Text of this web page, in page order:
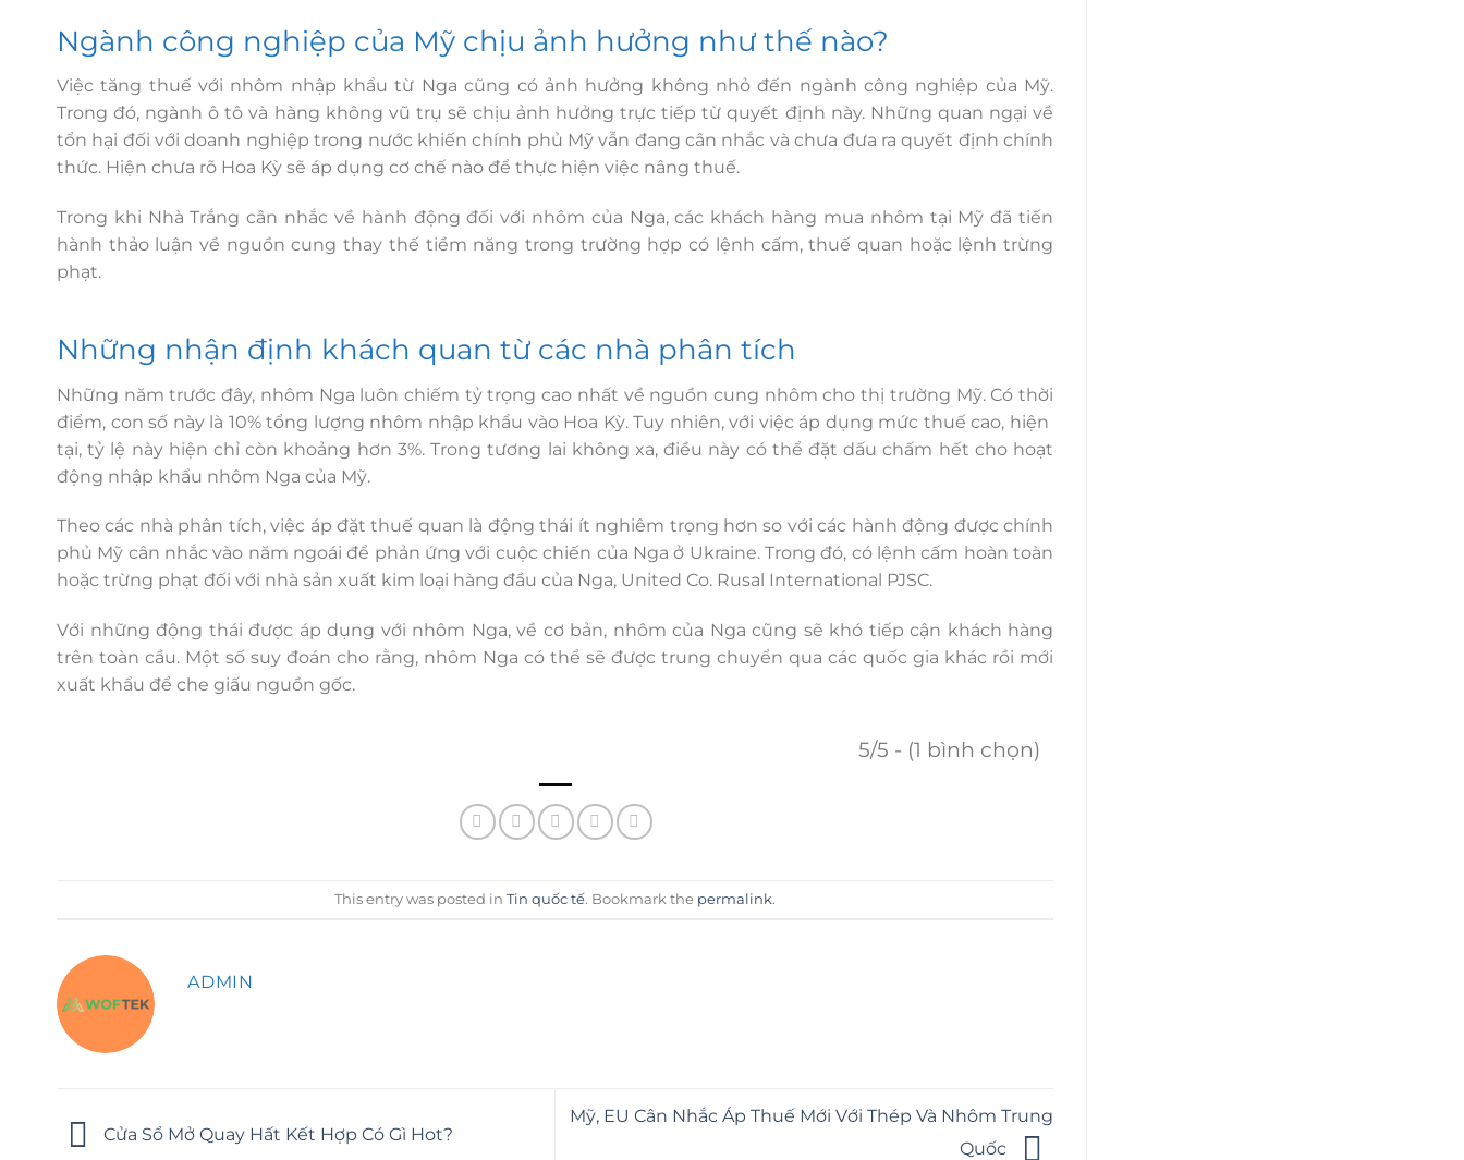
Ngành công nghiệp của Mỹ chịu ảnh hưởng như thế nào?
Việc tăng thuế với nhôm nhập khẩu từ Nga cũng có ảnh hưởng không nhỏ đến ngành công nghiệp của Mỹ.
Trong đó, ngành ô tô và hàng không vũ trụ sẽ chịu ảnh hưởng trực tiếp từ quyết định này. Những quan ngại về
tổn hại đối với doanh nghiệp trong nước khiến chính phủ Mỹ vẫn đang cân nhắc và chưa đưa ra quyết định chính
thức. Hiện chưa rõ Hoa Kỳ sẽ áp dụng cơ chế nào để thực hiện việc nâng thuế.
Trong khi Nhà Trắng cân nhắc về hành động đối với nhôm của Nga, các khách hàng mua nhôm tại Mỹ đã tiến
hành thảo luận về nguồn cung thay thế tiềm năng trong trường hợp có lệnh cấm, thuế quan hoặc lệnh trừng
phạt.
Những nhận định khách quan từ các nhà phân tích
Những năm trước đây, nhôm Nga luôn chiếm tỷ trọng cao nhất về nguồn cung nhôm cho thị trường Mỹ. Có thời
điểm, con số này là 10% tổng lượng nhôm nhập khẩu vào Hoa Kỳ. Tuy nhiên, với việc áp dụng mức thuế cao, hiện
tại, tỷ lệ này hiện chỉ còn khoảng hơn 3%. Trong tương lai không xa, điều này có thể đặt dấu chấm hết cho hoạt
động nhập khẩu nhôm Nga của Mỹ.
Theo các nhà phân tích, việc áp đặt thuế quan là động thái ít nghiêm trọng hơn so với các hành động được chính
phủ Mỹ cân nhắc vào năm ngoái để phản ứng với cuộc chiến của Nga ở Ukraine. Trong đó, có lệnh cấm hoàn toàn
hoặc trừng phạt đối với nhà sản xuất kim loại hàng đầu của Nga, United Co. Rusal International PJSC.
Với những động thái được áp dụng với nhôm Nga, về cơ bản, nhôm của Nga cũng sẽ khó tiếp cận khách hàng
trên toàn cầu. Một số suy đoán cho rằng, nhôm Nga có thể sẽ được trung chuyển qua các quốc gia khác rồi mới
xuất khẩu để che giấu nguồn gốc.
5/5 - (1 bình chọn)
This entry was posted in Tin quốc tế. Bookmark the permalink.
ADMIN
Cửa Sổ Mở Quay Hất Kết Hợp Có Gì Hot?
Mỹ, EU Cân Nhắc Áp Thuế Mới Với Thép Và Nhôm Trung
Quốc